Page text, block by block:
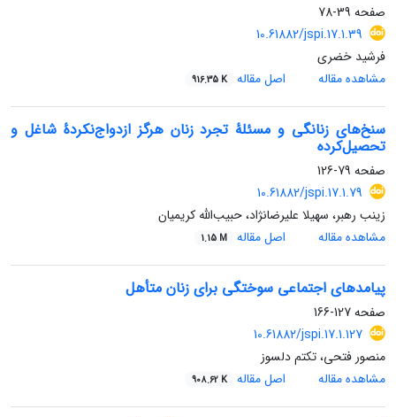
صفحه 39-78
‎ ‎ 10.61882/jspi.17.1.39
فرشید خضری
مشاهده مقاله
اصل مقاله 916.35 K
سنخ‌های زنانگی و مسئلۀ تجرد زنان هرگز ازدواج‌نکردۀ شاغل و
تحصیل‌کرده
صفحه 79-126
10.61882/jspi.17.1.79
زینب رهبر، سهیلا علیرضانژاد، حبیب‌الله کریمیان
مشاهده مقاله
اصل مقاله 1.15 M
پیامدهای اجتماعی سوختگی برای زنان متأهل
صفحه127-166
10.61882/jspi.17.1.127
منصور فتحی، تکتم دلسوز
مشاهده مقاله
اصل مقاله 908.62 K